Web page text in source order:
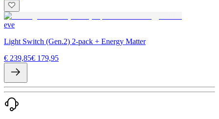
eve
Light Switch (Gen.2) 2-pack + Energy Matter
€ 239,85€ 179,95